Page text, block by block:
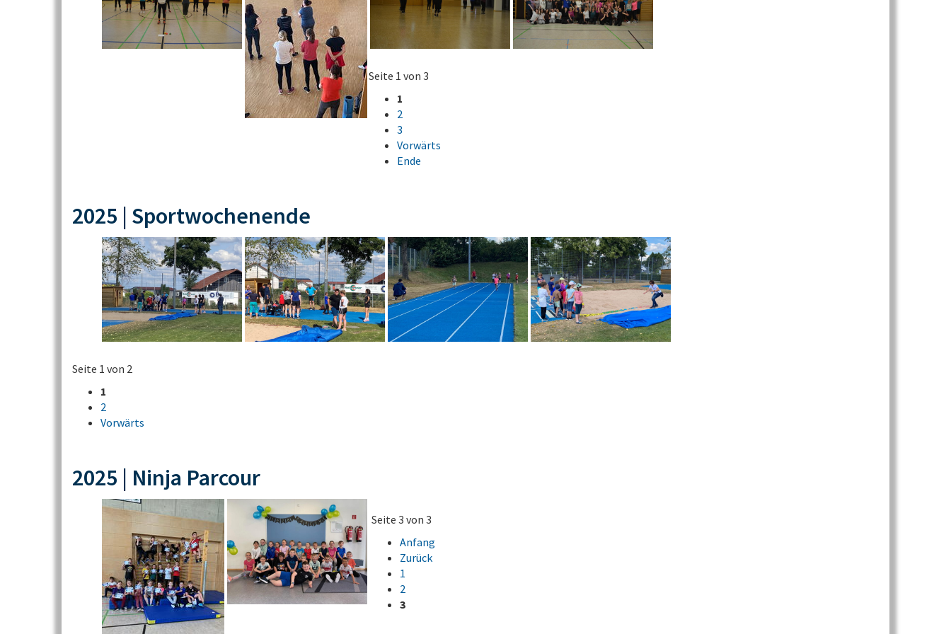
Seite 1 von 3
1
2
3
Vorwärts
Ende
2025 | Sportwochenende
Seite 1 von 2
1
2
Vorwärts
2025 | Ninja Parcour
Seite 3 von 3
Anfang
Zurück
1
2
3